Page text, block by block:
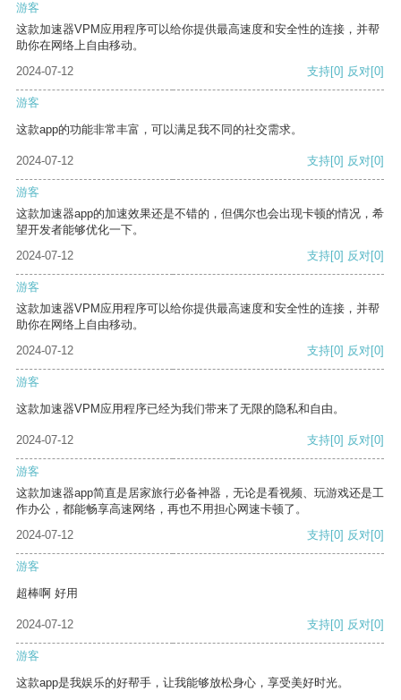
游客
这款加速器VPM应用程序可以给你提供最高速度和安全性的连接，并帮
助你在网络上自由移动。
2024-07-12
支持[0] 反对[0]
游客
这款app的功能非常丰富，可以满足我不同的社交需求。
2024-07-12 支持[0] 反对[0]
游客
这款加速器app的加速效果还是不错的，但偶尔也会出现卡顿的情况，希
望开发者能够优化一下。
2024-07-12
支持[0] 反对[0]
游客
这款加速器VPM应用程序可以给你提供最高速度和安全性的连接，并帮
助你在网络上自由移动。
2024-07-12
支持[0] 反对[0]
游客
这款加速器VPM应用程序已经为我们带来了无限的隐私和自由。
2024-07-12 支持[0] 反对[0]
游客
这款加速器app简直是居家旅行必备神器，无论是看视频、玩游戏还是工
作办公，都能畅享高速网络，再也不用担心网速卡顿了。
2024-07-12
支持[0] 反对[0]
游客
超棒啊 好用
2024-07-12 支持[0] 反对[0]
游客
这款app是我娱乐的好帮手，让我能够放松身心，享受美好时光。